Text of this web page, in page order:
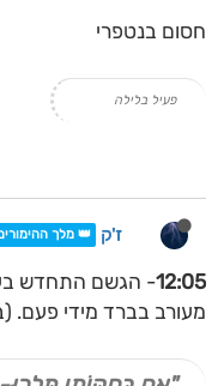
חסום בנטפרי
פעיל בלילה
ז'ק 👑 מלך
12:05- הגשם התחדש
מעורב בברד מידי פעם.